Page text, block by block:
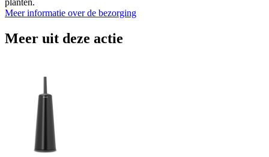
planten.
Meer informatie over de bezorging
Meer uit deze actie